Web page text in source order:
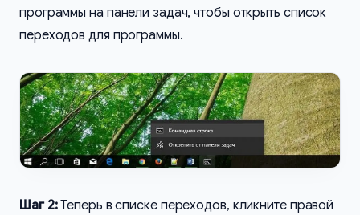
программы на панели задач, чтобы открыть список
переходов для программы.
Шаг 2:Теперь в списке переходов, кликните правой